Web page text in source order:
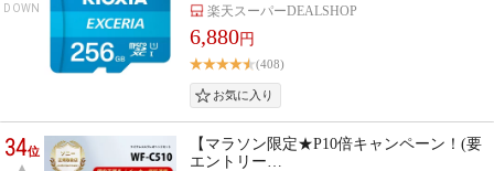
DOWN 楽天スーパーDEALSHOP
6,880円
(408)
34位
【マラソン限定★P10倍キャンペーン！(要
エントリー…